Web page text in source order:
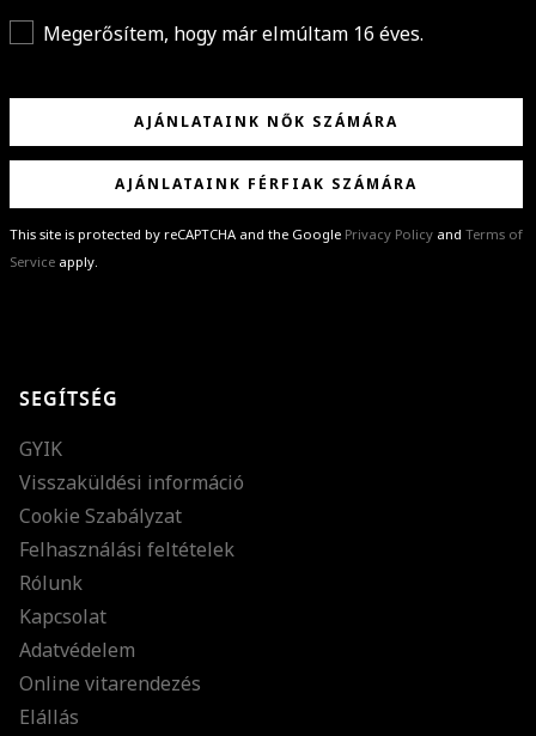
Megerősítem, hogy már elmúltam 16 éves.
AJÁNLATAINK NŐK SZÁMÁRA
AJÁNLATAINK FÉRFIAK SZÁMÁRA
This site is protected by reCAPTCHA and the Google Privacy Policy and Terms of
Service apply.
különleges ajánlatainkat és stílustippjeinket!
SEGÍTSÉG
GYIK
Visszaküldési információ
Cookie Szabályzat
Felhasználási feltételek
Rólunk
Kapcsolat
Adatvédelem
Online vitarendezés
Elállás